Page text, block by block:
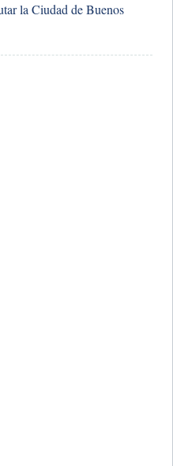
la Ciudad de Buenos